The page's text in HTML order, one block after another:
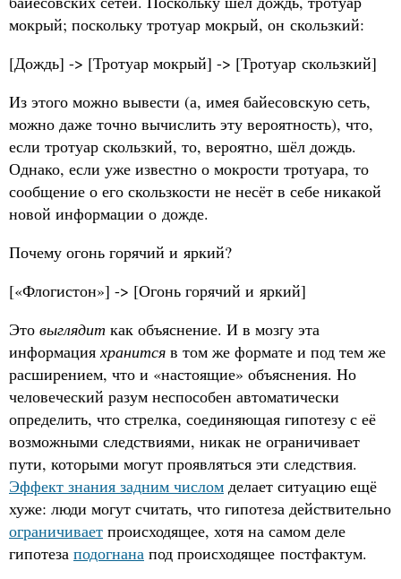
мокрый; поскольку тротуар мокрый, он скользкий:
[Дождь] -> [Тротуар мокрый] -> [Тротуар скользкий]
Из этого можно вывести (а, имея байесовскую сеть,
можно даже точно вычислить эту вероятность), что,
если тротуар скользкий, то, вероятно, шёл дождь.
Однако, если уже известно о мокрости тротуара, то
сообщение о его скользкости не несёт в себе никакой
новой информации о дожде.
Почему огонь горячий и яркий?
[«Флогистон»] -> [Огонь горячий и яркий]
Это выглядит как объяснение. И в мозгу эта
информация хранится в том же формате и под тем же
расширением, что и «настоящие» объяснения. Но
человеческий разум неспособен автоматически
определить, что стрелка, соединяющая гипотезу с её
возможными следствиями, никак не ограничивает
пути, которыми могут проявляться эти следствия.
Эффект знания задним числом делает ситуацию ещё
хуже: люди могут считать, что гипотеза действительно
ограничивает происходящее, хотя на самом деле
гипотеза подогнана под происходящее постфактум.